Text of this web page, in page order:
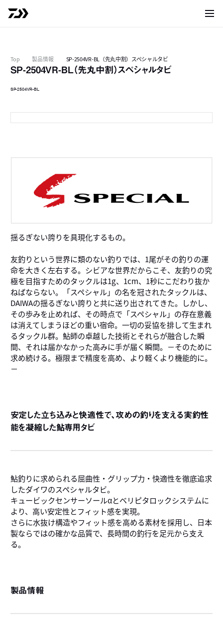
サイ
Top 製品情報 SP-2504VR-BL（先丸中割）スペシャルタビ
SP-2504VR-BL（先丸中割）スペシャルタビ
SP-2504VR-BL
揺るぎない誇りを具現化するもの。
友釣りという世界に類のない釣りでは、1尾がその釣りの運
命を大きく左右する。シビアな世界だからこそ、友釣りの究
極を目指すためのタックルは1g、1cm、1秒にこだわり抜か
ねばならない。「スペシャル」の名を冠されたタックルは、
DAIWAの揺るぎない誇りと共に送り出されてきた。しかし、
その歩みを止めれば、その時点で「スペシャル」の存在意義
は消えてしまうほどの重い宿命。一切の妥協を排して生まれ
るタックル群。鮎師の卓越した技術とそれらが融合した瞬
間、それは届かなかった高みに手が届く瞬間。－そのために
求め続ける。極限まで精度を高め、より軽くより機能的に。
－
安定した立ち込みと快適性で、攻めの釣りを支える実釣性
能を凝縮した鮎専用タビ
鮎釣りに求められる屈曲性・グリップ力・快適性を徹底追求
したダイワのスペシャルタビ。
キュービックセンサーソールαとベリピタロックシステムに
より、高い安定性とフィット感を実現。
さらに水抜け構造やフィット感を高める素材を採用し、日本
製ならではの確かな品質で、長時間の釣行を足元から支え
る。
製品情報